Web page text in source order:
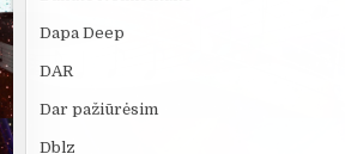
Dapa Deep
DAR
Dar pažiūrėsim
Dblz